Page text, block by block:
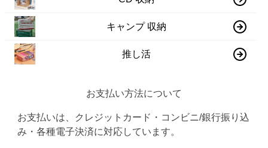
キャンプ 収納
推し活
お支払い方法について
お支払いは、クレジットカード・コンビニ/銀行振り込
み・各種電子決済に対応しています。